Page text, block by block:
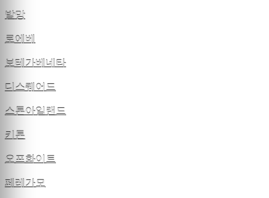
발망
로에베
보테가베네타
디스퀘어드
스톤아일랜드
키톤
오프화이트
페레가모